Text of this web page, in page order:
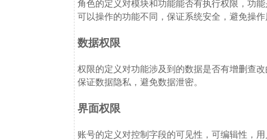
角色的定义对模块和功能能否有执行权限，功
可以操作的功能不同，保证系统安全，避免操
数据权限
权限的定义对功能涉及到的数据是否有增删查
保证数据隐私，避免数据泄密。
界面权限
账号的定义对控制字段的可见性，可编辑性，